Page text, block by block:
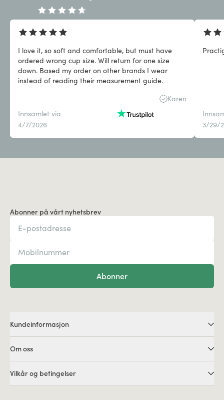
I love it, so soft and comfortable, but must have
ordered wrong cup size. Will return for one size
down. Based my order on other brands I wear
instead of reading their measurement guide.
Karen
Innsamlet via
4/7/2026
3/29/
Abonner på vårt nyhetsbrev
Abonner
Kundeinformasjon
Om oss
Vilkår og betingelser